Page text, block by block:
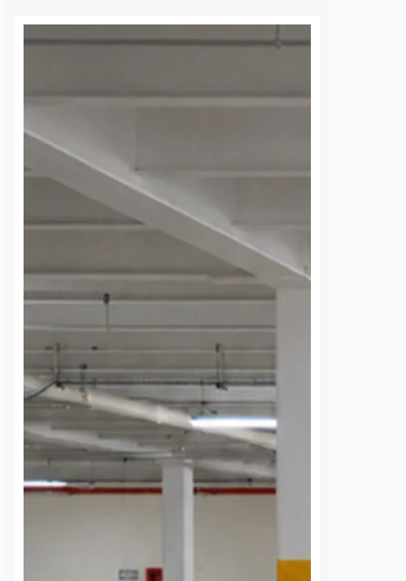
Congreso
de Díaz
partido de la
Díaz Gayou es
los cambios de equipo
locales han hecho
y que…
bombera representará
a México en misión
Canadá
integrante de los cuerpos de
Montes y Cadereyta de Montes,
representará a Querétaro en la
misión internacional que México
enviará para apoyar…